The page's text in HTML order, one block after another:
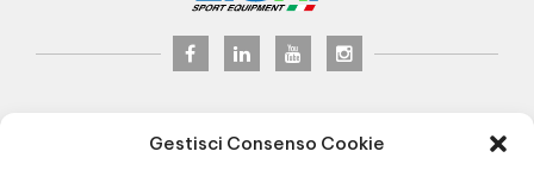
Gestisci Consenso Cookie
© 2024LISKI s.r.l.